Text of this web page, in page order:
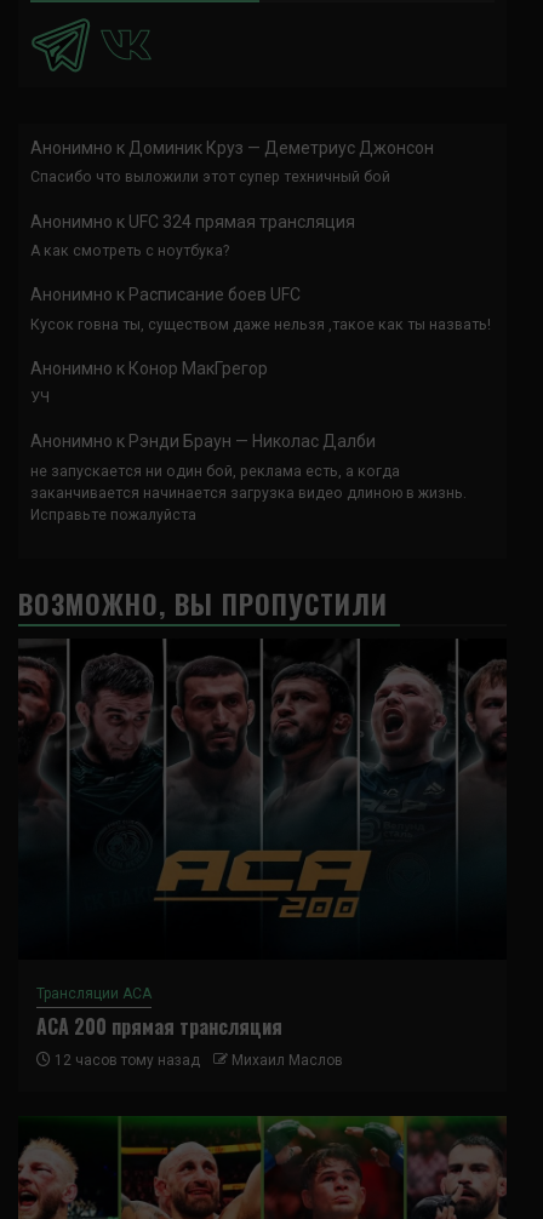
Анонимно к Доминик Круз — Деметриус Джонсон
Спасибо что выложили этот супер техничный бой
Анонимно к UFC 324 прямая трансляция
А как смотреть с ноутбука?
Анонимно к Расписание боев UFC
Кусок говна ты, существом даже нельзя ,такое как ты назвать!
Анонимно к Конор МакГрегор
УЧ
Анонимно к Рэнди Браун — Николас Далби
не запускается ни один бой, реклама есть, а когда
заканчивается начинается загрузка видео длиною в жизнь.
Исправьте пожалуйста
ВОЗМОЖНО, ВЫ ПРОПУСТИЛИ
Трансляции ACA
ACA 200 прямая трансляция
12 часов тому назад Михаил Маслов